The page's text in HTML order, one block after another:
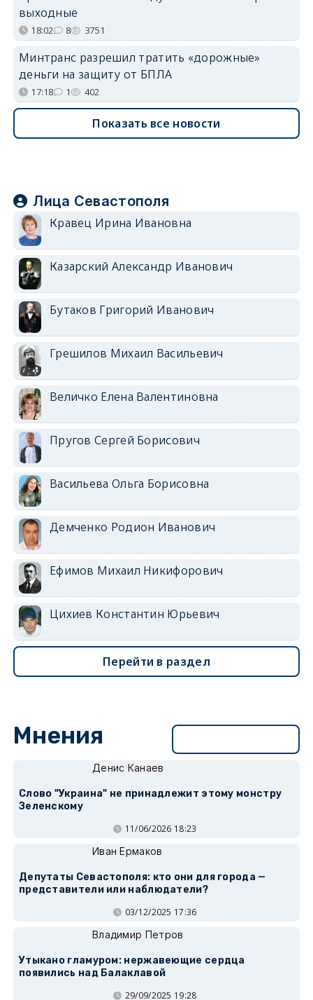
выходные
18:02 8 3751
Минтранс разрешил тратить «дорожные»
деньги на защиту от БПЛА
17:18 1 402
Показать все новости
Лица Севастополя
Кравец Ирина Ивановна
Казарский Александр Иванович
Бутаков Григорий Иванович
Грешилов Михаил Васильевич
Величко Елена Валентиновна
Пругов Сергей Борисович
Васильева Ольга Борисовна
Демченко Родион Иванович
Ефимов Михаил Никифорович
Цихиев Константин Юрьевич
Перейти в раздел
Мнения
Денис Канаев
Слово "Украина" не принадлежит этому монстру
Зеленскому
11/06/2026 18:23
Иван Ермаков
Депутаты Севастополя: кто они для города —
представители или наблюдатели?
03/12/2025 17:36
Владимир Петров
Утыкано гламуром: нержавеющие сердца
появились над Балаклавой
29/09/2025 19:28